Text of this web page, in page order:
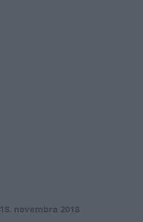
18. novembra 2018